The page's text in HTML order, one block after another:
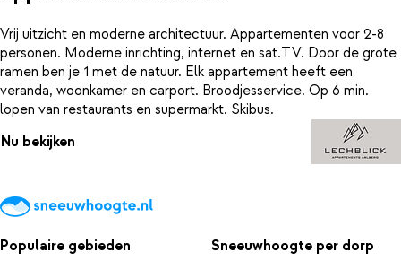
Vrij uitzicht en moderne architectuur. Appartementen voor 2-8
personen. Moderne inrichting, internet en sat.TV. Door de grote
ramen ben je 1 met de natuur. Elk appartement heeft een
veranda, woonkamer en carport. Broodjesservice. Op 6 min.
lopen van restaurants en supermarkt. Skibus.
Nu bekijken
Populaire gebieden Sneeuwhoogte per dorp